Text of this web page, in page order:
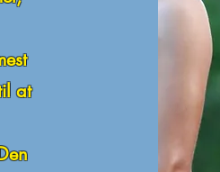
at